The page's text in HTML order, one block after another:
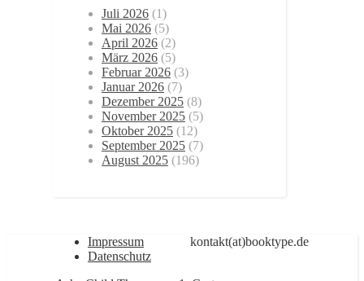
Juli 2026 (1)
Mai 2026 (5)
April 2026 (2)
März 2026 (5)
Februar 2026 (3)
Januar 2026 (7)
Dezember 2025 (8)
November 2025 (5)
Oktober 2025 (12)
September 2025 (7)
August 2025 (196)
kontakt(at)booktype.de
Impressum
Datenschutz